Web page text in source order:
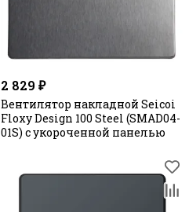
2 829 ₽
Вентилятор накладной Seicoi
Floxy Design 100 Steel (SMAD04-
01S) с укороченной панелью